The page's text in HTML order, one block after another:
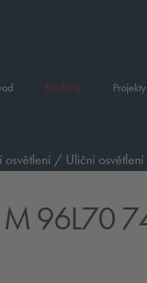
Produkty
osvětlení / Uliční osvětlení
96L70